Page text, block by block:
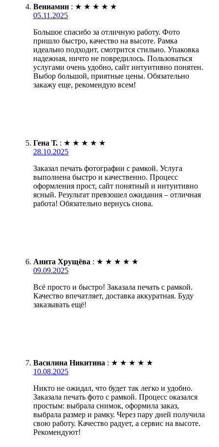
Вениамин : ★ ★ ★ ★ ★
05.11.2025
Большое спасибо за отличную работу. Фото
пришло быстро, качество на высоте. Рамка
идеально подходит, смотрится стильно. Упаковка
надежная, ничто не повредилось. Пользоваться
услугами очень удобно, сайт интуитивно понятен.
Выбор большой, приятные цены. Обязательно
закажу еще, рекомендую всем!
Гена Т. : ★ ★ ★ ★ ★
28.10.2025
Заказал печать фотографии с рамкой. Услуга
выполнена быстро и качественно. Процесс
оформления прост, сайт понятный и интуитивно
ясный. Результат превзошел ожидания – отличная
работа! Обязательно вернусь снова.
Анита Хрущёва : ★ ★ ★ ★ ★
09.09.2025
Всё просто и быстро! Заказала печать с рамкой.
Качество впечатляет, доставка аккуратная. Буду
заказывать ещё!
Василина Никитина : ★ ★ ★ ★ ★
10.08.2025
Никто не ожидал, что будет так легко и удобно.
Заказала печать фото с рамкой. Процесс оказался
простым: выбрала снимок, оформила заказ,
выбрала размер и рамку. Через пару дней получила
свою работу. Качество радует, а сервис на высоте.
Рекомендуют!